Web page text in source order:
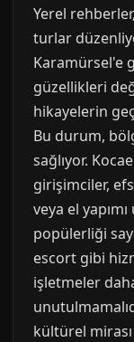
Yerel
turlar
Karamürsel'e
güzellikleri
hikayelerin
Bu durum,
sağlıyor.
girişimciler,
veya el
popülerliği
escort gibi
işletmeler
kültürel